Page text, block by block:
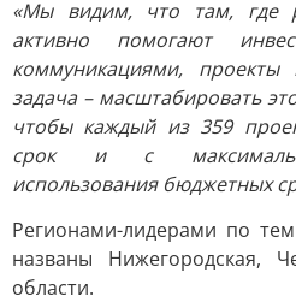
«Мы видим, что там, где
активно помогают
коммуникациями,
задача – масштабировать
чтобы каждый из 359
срок и с
использования бюджетных
Регионами-лидерами по
названы Нижегородская,
области.